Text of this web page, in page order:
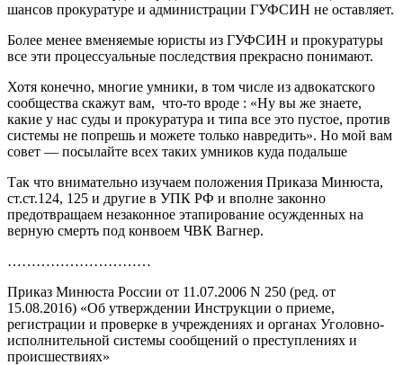
шансов прокуратуре и администрации ГУФСИН не оставляет.
Более менее вменяемые юристы из ГУФСИН и прокуратуры
все эти процессуальные последствия прекрасно понимают.
Хотя конечно, многие умники, в том числе из адвокатского
сообщества скажут вам, что-то вроде : «Ну вы же знаете,
какие у нас суды и прокуратура и типа все это пустое, против
системы не попрешь и можете только навредить». Но мой вам
совет — посылайте всех таких умников куда подальше
Так что внимательно изучаем положения Приказа Минюста,
ст.ст.124, 125 и другие в УПК РФ и вполне законно
предотвращаем незаконное этапирование осужденных на
верную смерть под конвоем ЧВК Вагнер.
…………………………
Приказ Минюста России от 11.07.2006 N 250 (ред. от
15.08.2016) «Об утверждении Инструкции о приеме,
регистрации и проверке в учреждениях и органах Уголовно-
исполнительной системы сообщений о преступлениях и
происшествиях»